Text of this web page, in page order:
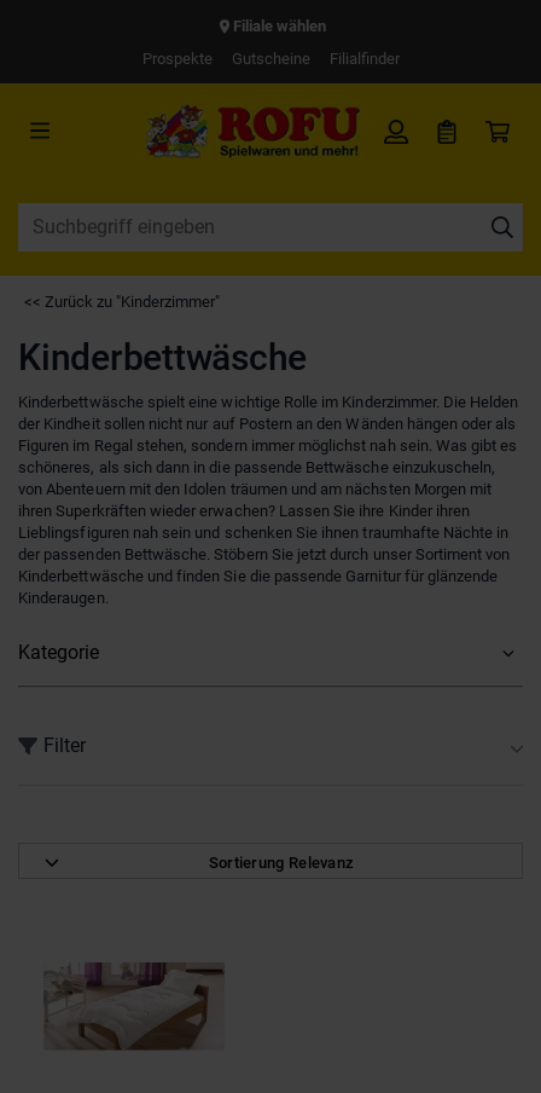
Filiale wählen
Prospekte
Gutscheine Filialfinder
<< Zurück zu "Kinderzimmer"
Kinderbettwäsche
Kinderbettwäsche spielt eine wichtige Rolle im Kinderzimmer. Die Helden
der Kindheit sollen nicht nur auf Postern an den Wänden hängen oder als
Figuren im Regal stehen, sondern immer möglichst nah sein. Was gibt es
schöneres, als sich dann in die passende Bettwäsche einzukuscheln,
von Abenteuern mit den Idolen träumen und am nächsten Morgen mit
ihren Superkräften wieder erwachen? Lassen Sie ihre Kinder ihren
Lieblingsfiguren nah sein und schenken Sie ihnen traumhafte Nächte in
der passenden Bettwäsche. Stöbern Sie jetzt durch unser Sortiment von
Kinderbettwäsche und finden Sie die passende Garnitur für glänzende
Kinderaugen.
Kategorie
Filter
0-6 Monate Sortierung Relevanz